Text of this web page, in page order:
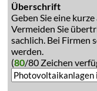
Überschrift
Geben Sie eine
Vermeiden Sie
sachlich. Bei Firmen
werden.
(80/80 Zeichen